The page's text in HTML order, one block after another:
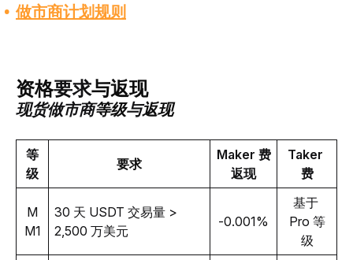
做市商计划规则
资格要求与返现
现货做市商等级与返现
等
级
要求
Maker 费
返现
Taker
费
M
M1
30 天 USDT 交易量 >
2,500 万美元
-0.001%
基于
Pro 等
级